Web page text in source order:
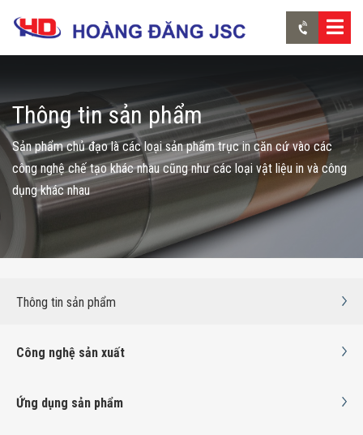
Thông tin sản phẩm
Sản phẩm chủ đạo là các loại sản phẩm trục in căn cứ vào các
công nghệ chế tạo khác nhau cũng như các loại vật liệu in và công
dụng khác nhau
Thông tin sản phẩm
Công nghệ sản xuất
Ứng dụng sản phẩm